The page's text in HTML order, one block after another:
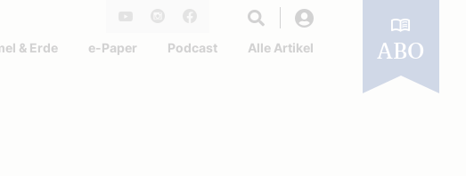
Facebook
& Erde e-Paper Podcast Alle Artikel ABO